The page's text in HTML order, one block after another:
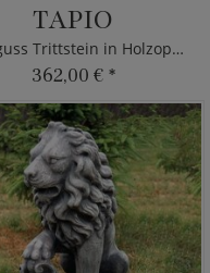
TAPIO
Steinguss Trittstein in Holzoptik
362,00 € *